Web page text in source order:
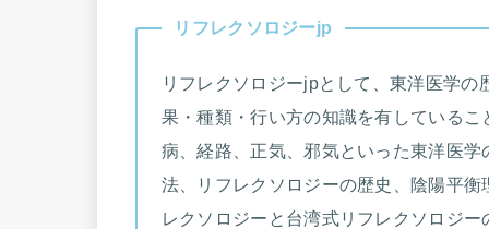
リフレクソロジーjp
リフレクソロジーjpとして、東洋医学
果・種類・行い方の知識を有している
病、経路、正気、邪気といった東洋医
法、リフレクソロジーの歴史、陰陽平
レクソロジーと台湾式リフレクソロジ